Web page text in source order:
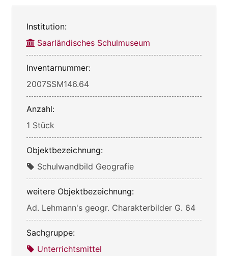
Institution:
Saarländisches Schulmuseum
Inventarnummer:
2007SSM146.64
Anzahl:
1 Stück
Objektbezeichnung:
Schulwandbild Geografie
weitere Objektbezeichnung:
Ad. Lehmann's geogr. Charakterbilder G. 64
Sachgruppe:
Unterrichtsmittel